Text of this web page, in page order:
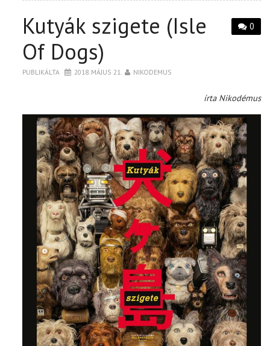
0
Kutyák szigete (Isle
Of Dogs)
PUBLIKÁLTA 2018. MÁJUS 21. NIKODEMUS
írta Nikodémus